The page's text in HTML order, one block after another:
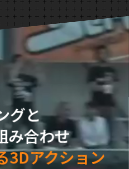
グと
み合わせ
3Dアクション